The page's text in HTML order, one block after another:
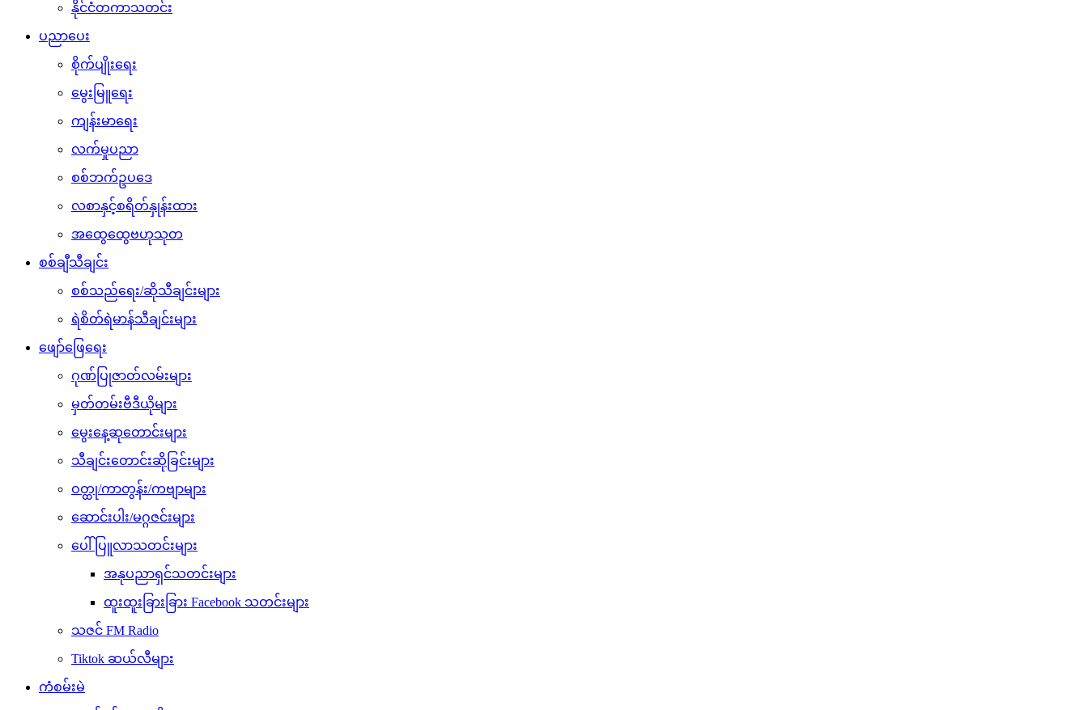
နိုင်ငံတကာသတင်း
ပညာပေး
စိုက်ပျိုးရေး
မွေးမြူရေး
ကျန်းမာရေး
လက်မှုပညာ
စစ်ဘက်ဥပဒေ
လစာနှင့်စရိတ်နှုန်းထား
အထွေထွေဗဟုသုတ
စစ်ချီသီချင်း
စစ်သည်ရေး/ဆိုသီချင်းများ
ရဲစိတ်ရဲမာန်သီချင်းများ
ဖျော်ဖြေရေး
ဂုဏ်ပြုဇာတ်လမ်းများ
မှတ်တမ်းဗီဒီယိုများ
မွေးနေ့ဆုတောင်းများ
သီချင်းတောင်းဆိုခြင်းများ
ဝတ္ထု/ကာတွန်း/ကဗျာများ
ဆောင်းပါး/မဂ္ဂဇင်းများ
ပေါ်ပြူလာသတင်းများ
အနုပညာရှင်သတင်းများ
ထူးထူးခြားခြား Facebook သတင်းများ
သဇင် FM Radio
Tiktok ဆယ်လီများ
ကံစမ်းမဲ